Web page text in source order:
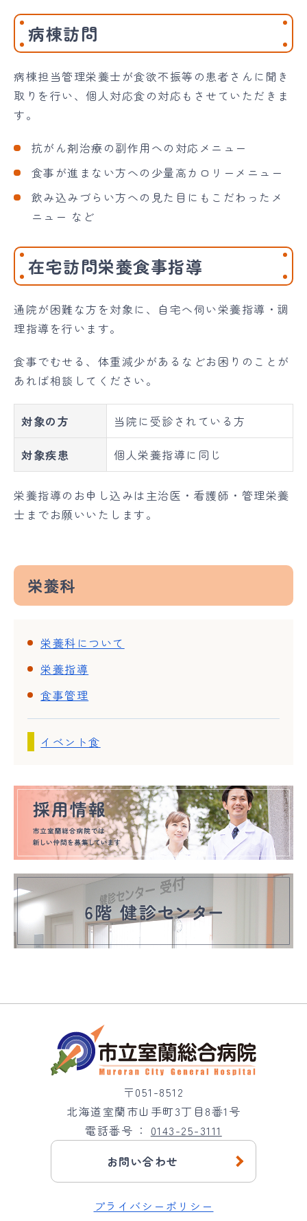
病棟訪問
病棟担当管理栄養士が食欲不振等の患者さんに聞き
取りを行い、個人対応食の対応もさせていただきま
す。
抗がん剤治療の副作用への対応メニュー
食事が進まない方への少量高カロリーメニュー
飲み込みづらい方への見た目にもこだわったメ
ニュー など
在宅訪問栄養食事指導
通院が困難な方を対象に、自宅へ伺い栄養指導・調
理指導を行います。
食事でむせる、体重減少があるなどお困りのことが
あれば相談してください。
対象の方 当院に受診されている方
対象疾患 個人栄養指導に同じ
栄養指導のお申し込みは主治医・看護師・管理栄養
士までお願いいたします。
栄養科
栄養科について
栄養指導
食事管理
イベント食
〒051-8512
北海道室蘭市山手町3丁目8番1号
電話番号
0143-25-3111
お問い合わせ
プライバシーポリシー